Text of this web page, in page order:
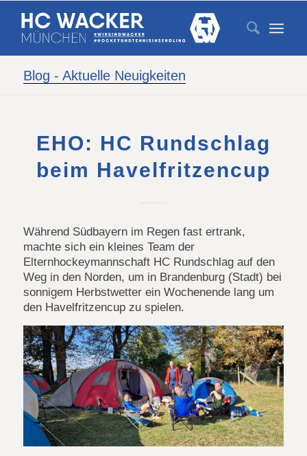
Blog - Aktuelle Neuigkeiten
EHO: HC Rundschlag
beim Havelfritzencup
Während Südbayern im Regen fast ertrank,
machte sich ein kleines Team der
Elternhockeymannschaft HC Rundschlag auf den
Weg in den Norden, um in Brandenburg (Stadt) bei
sonnigem Herbstwetter ein Wochenende lang um
den Havelfritzencup zu spielen.